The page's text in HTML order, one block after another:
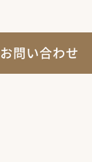
お問い合わせ